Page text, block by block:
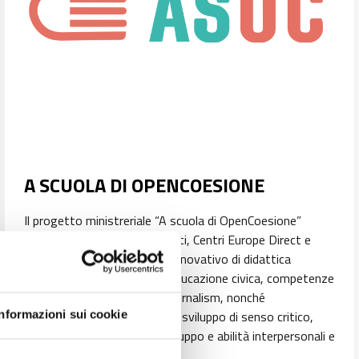
sui cookie
A SCUOLA DI OPENCOESIONE
Il progetto ministreriale “A scuola di OpenCoesione”
coinvolge studenti, insegnanti, Centri Europe Direct e
associazioni in un percorso innovativo di didattica
interdisciplinare che unisce educazione civica, competenze
digitali, statistiche e data journalism, nonché
competenze trasversali quali sviluppo di senso critico,
problem-solving, lavoro di gruppo e abilità interpersonali e